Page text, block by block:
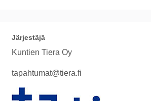
Järjestäjä
Kuntien Tiera Oy
tapahtumat@tiera.fi